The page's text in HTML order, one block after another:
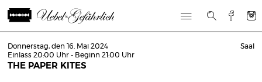
Donnerstag, den 16. Mai 2024
Einlass 20:00 Uhr - Beginn 21:00 Uhr
THE PAPER KITES
Saal